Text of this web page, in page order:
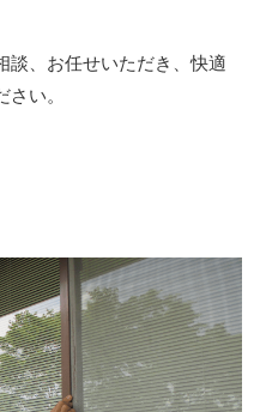
談、お任せいただき、快適
い。